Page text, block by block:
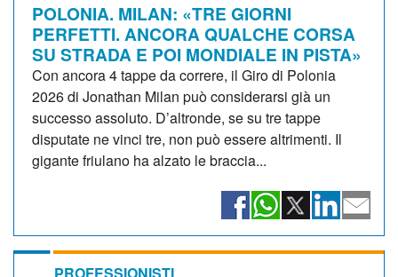
POLONIA. MILAN: «TRE GIORNI
PERFETTI. ANCORA QUALCHE CORSA
SU STRADA E POI MONDIALE IN PISTA»
Con ancora 4 tappe da correre, il Giro di Polonia
2026 di Jonathan Milan può considerarsi già un
successo assoluto. D’altronde, se su tre tappe
disputate ne vinci tre, non può essere altrimenti. Il
gigante friulano ha alzato le braccia...